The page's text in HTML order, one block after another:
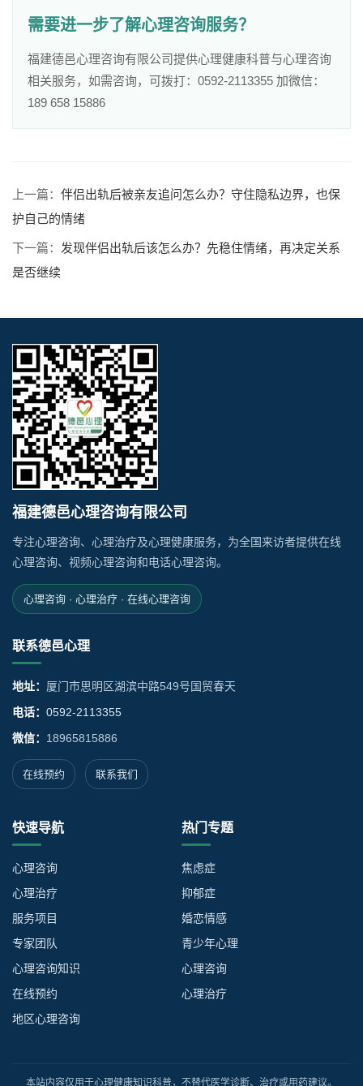
需要进一步了解心理咨询服务？
福建德邑心理咨询有限公司提供心理健康科普与心理咨询
相关服务，如需咨询，可拨打：0592-2113355 加微信：
189 658 15886
上一篇： 伴侣出轨后被亲友追问怎么办？守住隐私边界，也保
护自己的情绪
下一篇： 发现伴侣出轨后该怎么办？先稳住情绪，再决定关系
是否继续
福建德邑心理咨询有限公司
专注心理咨询、心理治疗及心理健康服务，为全国来访者提供在线
心理咨询、视频心理咨询和电话心理咨询。
心理咨询 · 心理治疗 · 在线心理咨询
联系德邑心理
地址： 厦门市思明区湖滨中路549号国贸春天
电话： 0592-2113355
微信： 18965815886
在线预约 联系我们
快速导航
心理咨询
心理治疗
服务项目
专家团队
心理咨询知识
在线预约
地区心理咨询
热门专题
焦虑症
抑郁症
婚恋情感
青少年心理
心理咨询
心理治疗
本站内容仅用于心理健康知识科普，不替代医学诊断、治疗或用药建议。